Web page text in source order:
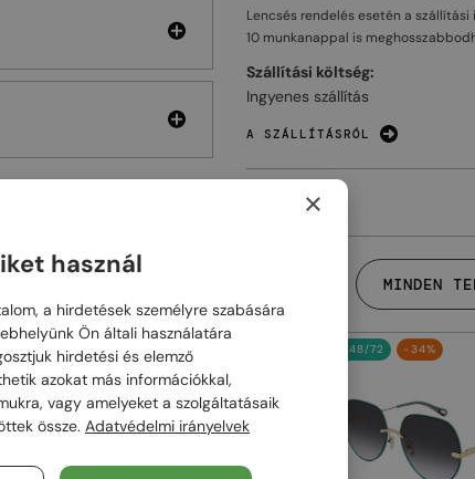
Lencsés rendelés esetén a szállítási
10 munkanappal is
Szállítási költség:
Ingyenes szállítás
A SZÁLLÍTÁSRÓL
MINDEN
48/72 48/72 -34%
×
használ
a hirdetések személyre szabására
Ön általi használatára
hirdetési és elemző
azokat más információkkal,
vagy amelyeket a szolgáltatásaik
össze. Adatvédelmi irányelvek